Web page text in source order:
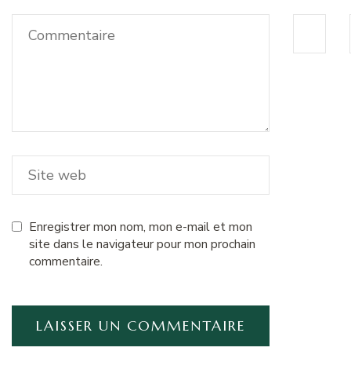
Enregistrer mon nom, mon e-mail et mon
site dans le navigateur pour mon prochain
commentaire.